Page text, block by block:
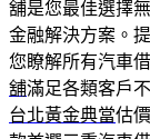
舖是您最佳選擇
金融解決方案。
您瞭解所有汽車
舖滿足各類客戶
台北黃金典當估